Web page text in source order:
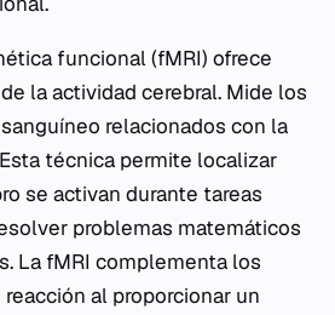
funcional (fMRI) ofrece
la actividad cerebral. Mide los
relacionados con la
técnica permite localizar
se activan durante tareas
problemas matemáticos
La fMRI complementa los
al proporcionar un